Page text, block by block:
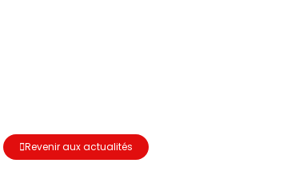
Revenir aux actualités